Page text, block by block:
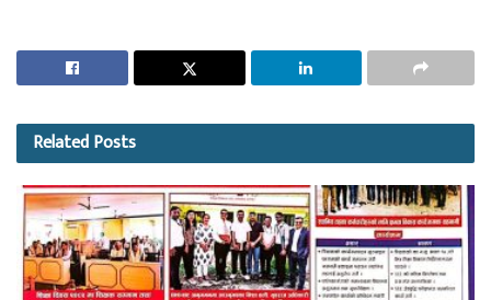
RelatedPosts